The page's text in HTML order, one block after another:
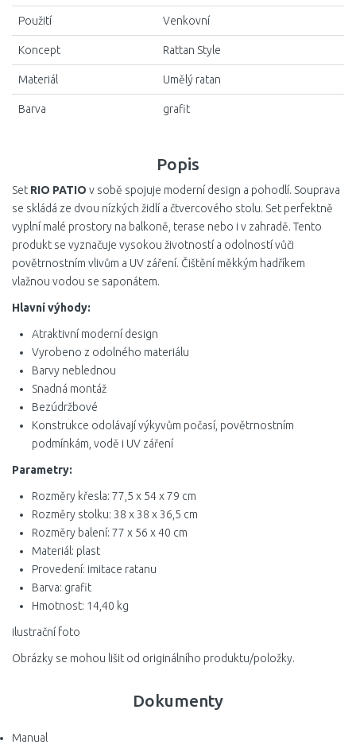
Popis
Set RIO PATIO v sobě spojuje moderní design a pohodlí. Souprava
se skládá ze dvou nízkých židlí a čtvercového stolu. Set perfektně
vyplní malé prostory na balkoně, terase nebo i v zahradě. Tento
produkt se vyznačuje vysokou životností a odolností vůči
povětrnostním vlivům a UV záření. Čištění měkkým hadříkem
vlažnou vodou se saponátem.
Hlavní výhody:
Atraktivní moderní design
Vyrobeno z odolného materiálu
Barvy neblednou
Snadná montáž
Bezúdržbové
Konstrukce odolávají výkyvům počasí, povětrnostním
podmínkám, vodě i UV záření
Parametry:
Rozměry křesla: 77,5 x 54 x 79 cm
Rozměry stolku: 38 x 38 x 36,5 cm
Rozměry balení: 77 x 56 x 40 cm
Materiál: plast
Provedení: imitace ratanu
Barva: grafit
Hmotnost: 14,40 kg
ilustrační foto
Obrázky se mohou lišit od originálního produktu/položky.
Použití Venkovní
Koncept Rattan Style
Materiál Umělý ratan
Barva grafit
Dokumenty
Manual